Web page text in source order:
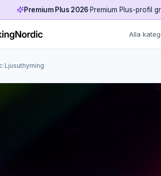
Premium Plus 2026·Premium Plus-profil
Alla
/Ljusuthyrning